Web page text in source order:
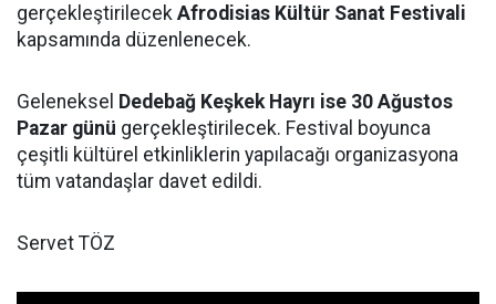
gerçekleştirilecek Afrodisias Kültür Sanat Festivali
kapsamında düzenlenecek.
Geleneksel Dedebağ Keşkek Hayrı ise 30 Ağustos
Pazar günü gerçekleştirilecek. Festival boyunca
çeşitli kültürel etkinliklerin yapılacağı organizasyona
tüm vatandaşlar davet edildi.
Servet TÖZ